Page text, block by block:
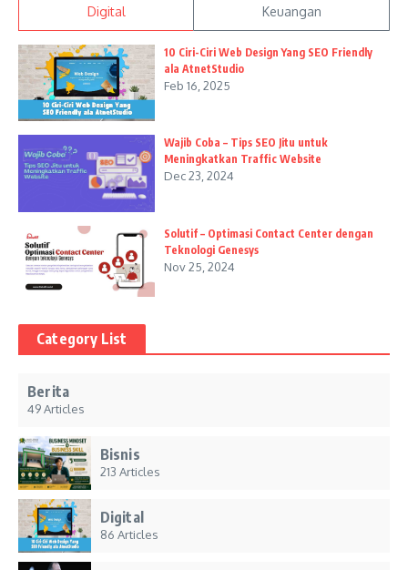
Digital Keuangan
10 Ciri-Ciri Web Design Yang SEO Friendly
ala AtnetStudio
Feb 16, 2025
Wajib Coba – Tips SEO Jitu untuk
Meningkatkan Traffic Website
Dec 23, 2024
Solutif – Optimasi Contact Center dengan
Teknologi Genesys
Nov 25, 2024
Category List
Berita
49 Articles
Bisnis
213 Articles
Digital
86 Articles